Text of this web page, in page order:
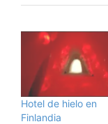
Hotel de hielo en
Finlandia